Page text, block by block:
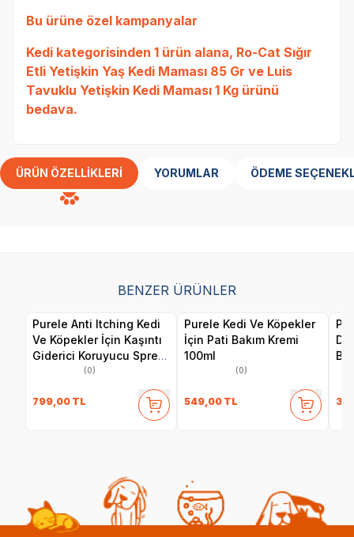
Bu ürüne özel kampanyalar
Kedi kategorisinden 1 ürün alana, Ro-Cat Sığır
Etli Yetişkin Yaş Kedi Maması 85 Gr ve Luis
Tavuklu Yetişkin Kedi Maması 1 Kg ürünü
bedava.
ÜRÜN ÖZELLIKLERI YORUMLAR ÖDEME
BENZER ÜRÜNLER
Purele Anti Itching Kedi
Ve Köpekler İçin Kaşıntı
Giderici Koruyucu Sprey
(0)
799,00 TL
Purele Kedi Ve Köpekler
İçin Pati Bakım Kremi
100ml
(0)
549,00 TL